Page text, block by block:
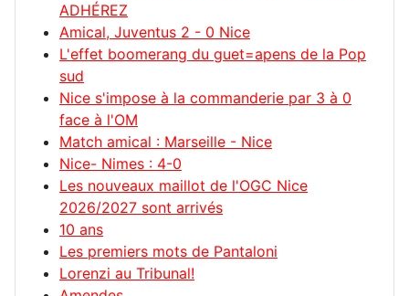
ADHÉREZ
Amical, Juventus 2 - 0 Nice
L'effet boomerang du guet=apens de la Pop
sud
Nice s'impose à la commanderie par 3 à 0
face à l'OM
Match amical : Marseille - Nice
Nice- Nimes : 4-0
Les nouveaux maillot de l'OGC Nice
2026/2027 sont arrivés
10 ans
Les premiers mots de Pantaloni
Lorenzi au Tribunal!